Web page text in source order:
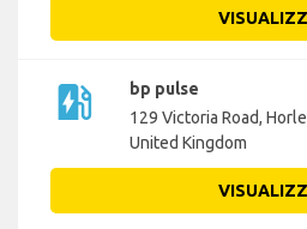
ev_station
bp pulse
129 Victoria Road,
United Kingdom